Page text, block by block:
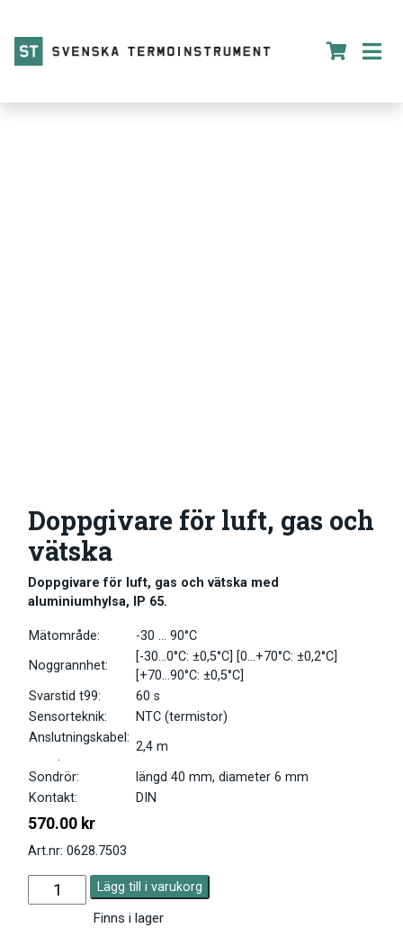
Doppgivare för luft, gas och
vätska
Doppgivare för luft, gas och vätska med
aluminiumhylsa, IP 65.
Mätområde:
-30 … 90°C
Noggrannhet:
[-30…0°C: ±0,5°C] [0…+70°C: ±0,2°C]
[+70…90°C: ±0,5°C]
Svarstid t99:
60 s
Sensorteknik:
NTC (termistor)
Anslutningskabel:
.
2,4 m
Sondrör:
längd 40 mm, diameter 6 mm
Kontakt:
DIN
570.00 kr
Art.nr: 0628.7503
Lägg till i varukorg
Finns i lager